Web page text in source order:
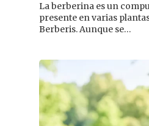
La berberina es un
presente en varias
Berberis. Aunque se…